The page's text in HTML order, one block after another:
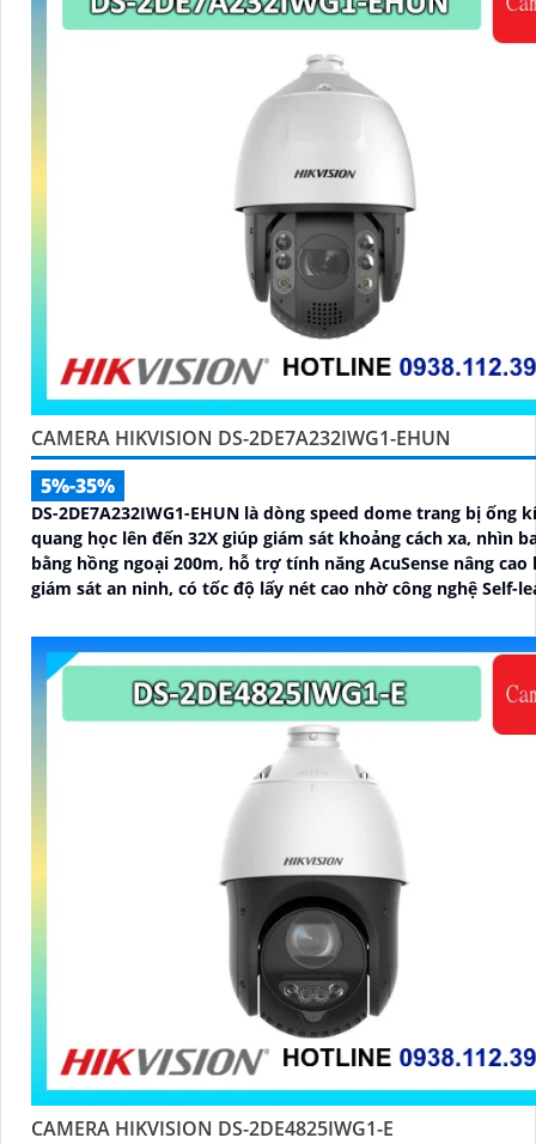
CAMERA HIKVISION DS-2DE7A232IWG1-EHUN
5%-35%
DS-2DE7A232IWG1-EHUN là dòng speed dome trang bị ống
quang học lên đến 32X giúp giám sát khoảng cách xa, nhìn
bằng hồng ngoại 200m, hỗ trợ tính năng AcuSense nâng cao
giám sát an ninh, có tốc độ lấy nét cao nhờ công nghệ Self-
CAMERA HIKVISION DS-2DE4825IWG1-E